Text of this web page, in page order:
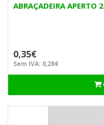
ABRAÇADEIRA
0,35€
Sem IVA: 0,28€